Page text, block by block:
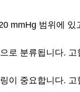
mmHg 범위에 있
로 분류됩니다. 고
이 중요합니다. 고